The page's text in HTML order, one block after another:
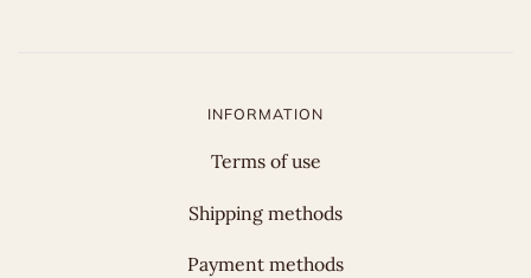
INFORMATION
Terms of use
Shipping methods
Payment methods